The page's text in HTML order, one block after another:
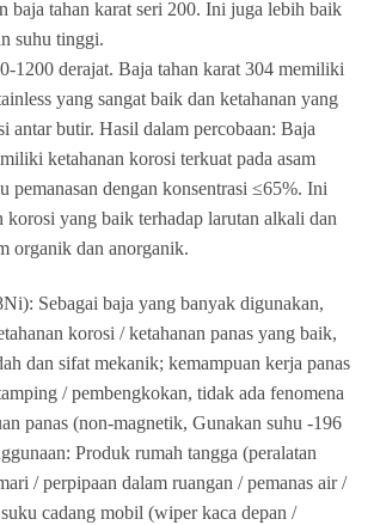
baja tahan karat seri 200. Ini juga lebih baik
suhu tinggi.
1200 derajat. Baja tahan karat 304 memiliki
yang sangat baik dan ketahanan yang
antar butir. Hasil dalam percobaan: Baja
ketahanan korosi terkuat pada asam
pemanasan dengan konsentrasi ≤65%. Ini
korosi yang baik terhadap larutan alkali dan
organik dan anorganik.
Sebagai baja yang banyak digunakan,
korosi / ketahanan panas yang baik,
dan sifat mekanik; kemampuan kerja panas
/ pembengkokan, tidak ada fenomena
panas (non-magnetik, Gunakan suhu -196
Produk rumah tangga (peralatan
/ perpipaan dalam ruangan / pemanas air /
cadang mobil (wiper kaca depan /